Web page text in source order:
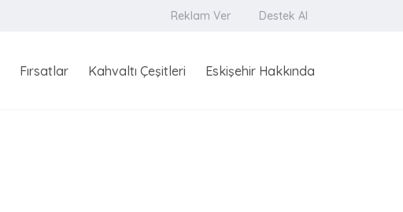
Reklam Ver Destek Al
Fırsatlar Kahvaltı Çeşitleri Eskişehir Hakkında